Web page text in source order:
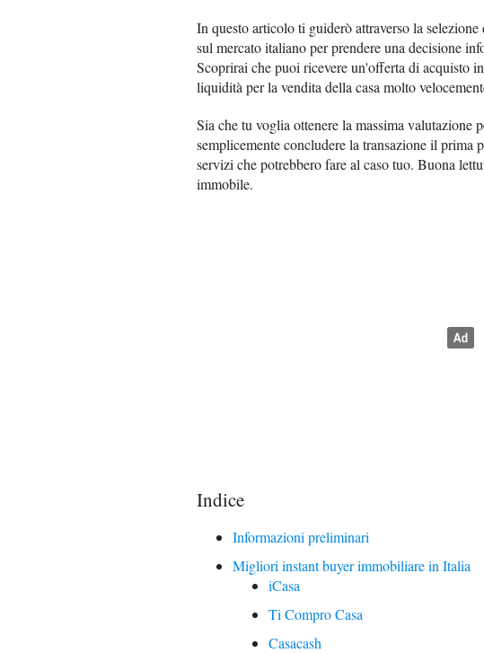
In questo articolo ti guiderò attraverso la
sul mercato italiano per prendere una decisione
Scoprirai che puoi ricevere un'offerta di acquisto
liquidità per la vendita della casa molto
Sia che tu voglia ottenere la massima valutazione
semplicemente concludere la transazione il prima
servizi che potrebbero fare al caso tuo. Buona
immobile.
Indice
Informazioni preliminari
Migliori instant buyer immobiliare in Italia
iCasa
Ti Compro Casa
Casacash